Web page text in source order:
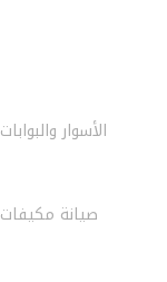
الأسوار والبوابات
صيانة مكيفات